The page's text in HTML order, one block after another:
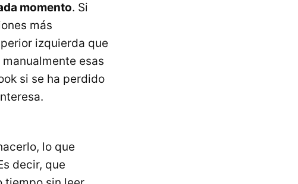
momento. Si
más
izquierda que
esas
si se ha perdido
lo que
decir, que